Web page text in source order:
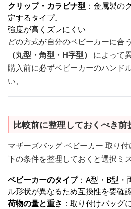
クリップ・カラビナ型 ：金属製の
定するタイプ。
強度が高くズレにくい
どの方式が自分のベビーカーに合
（丸型・角型・H字型）
によって
購入前に必ずベビーカーのハンド
い。
比較前に整理しておくべき前
マザーズバッグ ベビーカー 取り
下の条件を整理しておくと選択ミ
ベビーカーのタイプ：A型・B型・
ル形状が異なるため互換性を要確
荷物の量と重さ ：取り付けバッグ